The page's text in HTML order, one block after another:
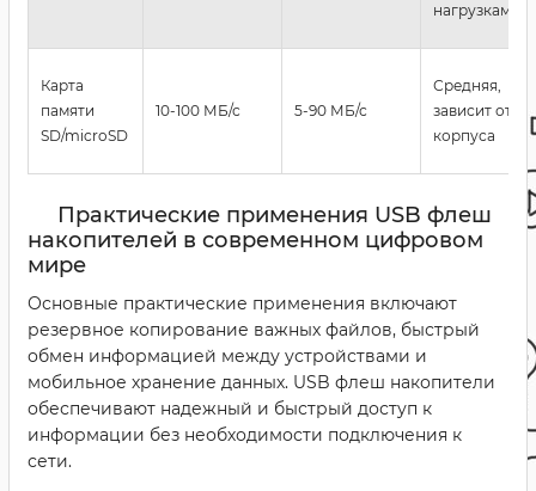
нагрузкам
Карта
памяти
SD/microSD
10-100 МБ/с 5-90 МБ/с
Средняя,
зависит от
корпуса
Практические применения USB флеш
накопителей в современном цифровом
мире
Основные практические применения включают
резервное копирование важных файлов, быстрый
обмен информацией между устройствами и
мобильное хранение данных. USB флеш накопители
обеспечивают надежный и быстрый доступ к
информации без необходимости подключения к
сети.